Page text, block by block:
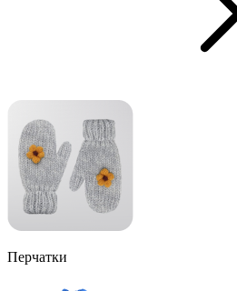
Перчатки